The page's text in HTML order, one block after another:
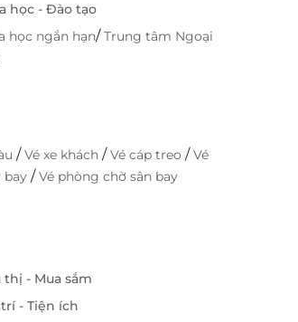
học - Đào tạo
học ngắn hạn/Trung tâm Ngoại
/Vé xe khách /Vé cáp treo /Vé
bay /Vé phòng chờ sân bay
thị - Mua sắm
- Tiện ích